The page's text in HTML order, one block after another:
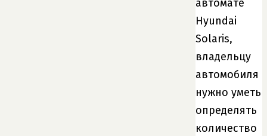
автомате
Hyundai
Solaris,
владельцу
автомобиля
нужно уметь
определять
количество